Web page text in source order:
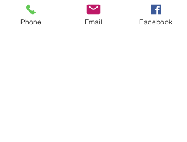
Phone Email Facebook